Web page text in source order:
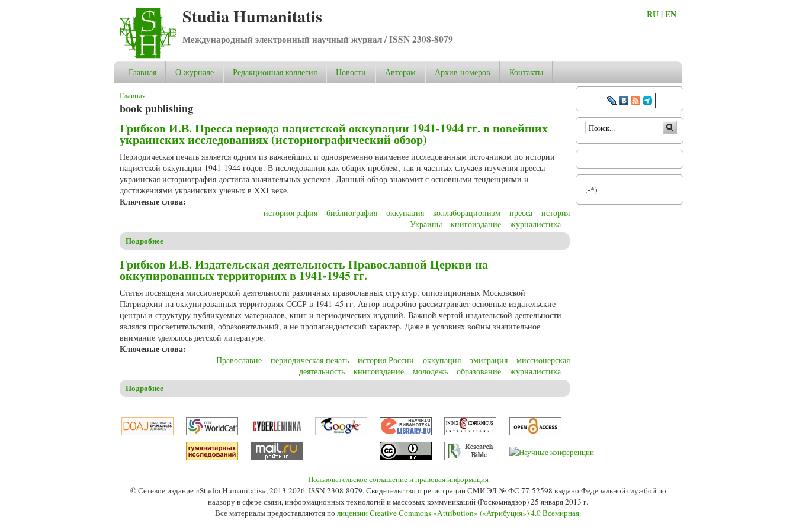
Studia Humanitatis
Международный электронный научный журнал / ISSN 2308-8079
RU |EN
Главная О журнале Редакционная коллегия Новости Авторам Архив номеров Контакты
Вы здесь
Главная
book publishing
Грибков И.В. Пресса периода нацистской оккупации 1941-1944 гг. в новейших
украинских исследованиях (историографический обзор)
Периодическая печать является одним из важнейших и одновременно наименее исследованным источником по истории
нацистской оккупации 1941-1944 годов. В исследовании как общих проблем, так и частных случаев изучения прессы
украинская историография достигла значительных успехов. Данный обзор знакомит с основными тенденциями и
достижениями украинских ученых в XXI веке.
Ключевые слова:
историография библиография оккупация коллаборационизм пресса
история
Украины
книгоиздание журналистика
Подробнее
Грибков И.В. Издательская деятельность Православной Церкви на
оккупированных территориях в 1941-1945 гг.
Статья посвящена миссионерской деятельности различных православных структур, оппозиционных Московской
Патриархии на оккупированных территориях СССР в 1941-45 гг. Автор подробно рассматривает основные издательские
центры и структуру публикуемых материалов, книг и периодических изданий. Важной чертой издательской деятельности
являлся просветительский, образовательный, а не пропагандистский характер. Даже в условиях войны значительное
внимание уделялось детской литературе.
Ключевые слова:
Православие периодическая печать история России оккупация эмиграция
миссионерская
деятельность
книгоиздание молодежь образование журналистика
Подробнее
Форма поиска
:-*)
Пользовательское соглашение и правовая информация
© Сетевое издание «Studia Humanitatis», 2013-2026. ISSN 2308-8079. Свидетельство о регистрации СМИ ЭЛ № ФС 77-52598 выдано Федеральной службой по
надзору в сфере связи, информационных технологий и массовых коммуникаций (Роскомнадзор) 25 января 2013 г.
Все материалы предоставляются по лицензии Creative Commons «Attribution» («Атрибуция») 4.0 Всемирная.